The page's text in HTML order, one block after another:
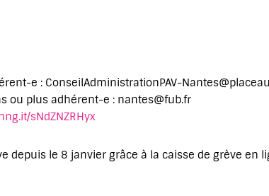
e : ConseilAdministrationPAV-
ou plus adhérent-e : nantes@fub.fr
sNdZNZRHyx
depuis le 8 janvier grâce à la caisse de grève en